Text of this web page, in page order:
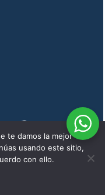
te damos la mejor
usando este sitio,
con ello.